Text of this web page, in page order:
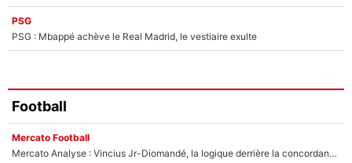
PSG
PSG : Mbappé achève le Real Madrid, le vestiaire exulte
Football
Mercato Football
Mercato Analyse : Vincius Jr-Diomandé, la logique derrière la concordance des temps